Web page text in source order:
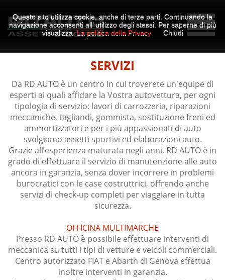
SERVIZI
Da RD AUTO è un centro in cui troverete un'equipe di
esperti ai quali affidare la Vostra autovettura, per ogni
tipologia di servizio: lavori di carrozzeria, riparazioni
meccaniche, tagliandi, gommista, sostituzione freni ed
ammortizzatori e per i più appassionati di auto
svolgiamo assetti sportivi ed elaborazioni auto.
Grazie all’esperienza maturata negli anni, RD AUTO è in
grado di effettuare il servizio di manutenzione alle auto
ancora in garanzia, senza dover incorrere in problemi
burocratici con le case costruttrici, offrendo anche
servizi di check-up completi per viaggiare in tutta
sicurezza.
OFFICINA MULTIMARCHE
Presso RD AUTO è possibile effettuare interventi di
meccanica su tutti i tipi di vetture e veicoli commerciali.
Centro autorizzato FIAT e Abarth di Genova effettua
inoltre interventi in garanzia.
Questo sito utilizza cookie, anche di terze parti. Continuando la
navigazione acconsenti all’ utilizzo degli stessi. Per saperne di più
visualizza La politica della Privacy Chiudi